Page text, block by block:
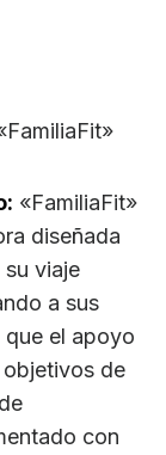
«FamiliaFit»
diseñada
su viaje
a sus
el apoyo
de
con